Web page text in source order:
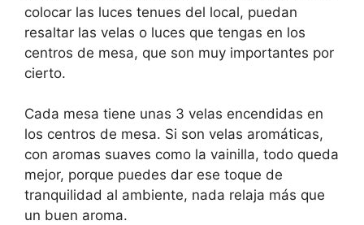
colocar las luces tenues del local, puedan
resaltar las velas o luces que tengas en los
centros de mesa, que son muy importantes por
cierto.
Cada mesa tiene unas 3 velas encendidas en
los centros de mesa. Si son velas aromáticas,
con aromas suaves como la vainilla, todo queda
mejor, porque puedes dar ese toque de
tranquilidad al ambiente, nada relaja más que
un buen aroma.